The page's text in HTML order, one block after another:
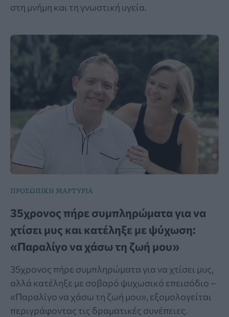
στη μνήμη και τη γνωστική υγεία.
ΠΡΟΣΩΠΙΚΗ ΜΑΡΤΥΡΙΑ
35χρονος πήρε συμπληρώματα για να
χτίσει μυς και κατέληξε με ψύχωση:
«Παραλίγο να χάσω τη ζωή μου»
35χρονος πήρε συμπληρώματα για να χτίσει μυς,
αλλά κατέληξε με σοβαρό ψυχωσικό επεισόδιο –
«Παραλίγο να χάσω τη ζωή μου», εξομολογείται
περιγράφοντας τις δραματικές συνέπειες.